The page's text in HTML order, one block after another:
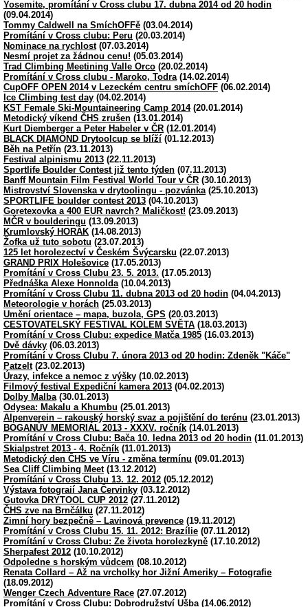
Yosemite, promítání v Cross clubu 17. dubna 2014 od 20 hodin
(09.04.2014)
Tommy Caldwell na SmíchOFFě (03.04.2014)
Promítání v Cross clubu: Peru (20.03.2014)
Nominace na rychlost(07.03.2014)
Nesmí projet za žádnou cenu! (05.03.2014)
Trad Climbing Meetining Valle Orco (20.02.2014)
Promítání v Cross clubu - Maroko, Todra(14.02.2014)
CupOFF OPEN 2014 v Lezeckém centru smíchOFF (06.02.2014)
Ice Climbing test day (04.02.2014)
KST Female Ski-Mountaineering Camp 2014(20.01.2014)
Metodický víkend ČHS zrušen (13.01.2014)
Kurt Diemberger a Peter Habeler v ČR (12.01.2014)
BLACK DIAMOND Drytoolcup se blíží (01.12.2013)
Běh na Petřín (23.11.2013)
Festival alpinismu 2013 (22.11.2013)
Sportlife Boulder Contest již tento týden (07.11.2013)
Banff Mountain Film Festival World Tour v ČR (30.10.2013)
Mistrovství Slovenska v drytoolingu - pozvánka(25.10.2013)
SPORTLIFE boulder contest 2013 (04.10.2013)
Goretexovka a 400 EUR navrch? Maličkost! (23.09.2013)
MČR v boulderingu (13.09.2013)
Krumlovský HORÁK (14.08.2013)
Žofka už tuto sobotu (23.07.2013)
125 let horolezectví v Českém Švýcarsku (22.07.2013)
GRAND PRIX Holešovice (17.05.2013)
Promítání v Cross Clubu 23. 5. 2013. (17.05.2013)
Přednáška Alexe Honnolda(10.04.2013)
Promítání v Cross Clubu 11. dubna 2013 od 20 hodin (04.04.2013)
Meteorologie v horách (25.03.2013)
Umění orientace – mapa, buzola, GPS (20.03.2013)
CESTOVATELSKÝ FESTIVAL KOLEM SVĚTA (18.03.2013)
Promítání v Cross Clubu: expedice Matča 1985 (16.03.2013)
Dvě dávky (06.03.2013)
Promítání v Cross Clubu 7. února 2013 od 20 hodin: Zdeněk "Káče"
Patzelt(23.02.2013)
Úrazy, infekce a nemoc z výšky (10.02.2013)
Filmový festival Expediční kamera 2013 (04.02.2013)
Dolby Malba(30.01.2013)
Odysea: Makalu a Khumbu (25.01.2013)
Alpenverein – rakouský horský svaz a pojištění do terénu (23.01.2013)
BOGANŮV MEMORIÁL 2013 - XXXV. ročník (14.01.2013)
Promítání v Cross Clubu: Bača 10. ledna 2013 od 20 hodin (11.01.2013)
Skialpstret 2013 - 4. Ročník (11.01.2013)
Metodický den ČHS ve Víru - změna termínu (09.01.2013)
Sea Cliff Climbing Meet(13.12.2012)
Promítání v Cross Clubu 13. 12. 2012 (05.12.2012)
Výstava fotograií Jana Červinky (03.12.2012)
Gutovka DRYTOOL CUP 2012 (27.11.2012)
ČHS zve na Brnčálku (27.11.2012)
Zimní hory bezpečně – Lavinová prevence (19.11.2012)
Promítání v Cross Clubu 15. 11. 2012: Brazílie (07.11.2012)
Promítání v Cross Clubu: Ze života horolezkyně (17.10.2012)
Sherpafest 2012 (10.10.2012)
Odpoledne s horským vůdcem (08.10.2012)
Renata Collard – Až na vrcholky hor Jižní Ameriky – Fotografie
(18.09.2012)
Wenger Czech Adventure Race (27.07.2012)
Promítání v Cross Clubu: Dobrodružství Ušba(14.06.2012)